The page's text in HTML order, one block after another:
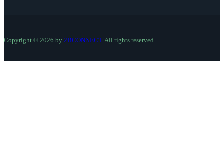
Copyright © 2026 by 2BCONNECT. All rights reserved